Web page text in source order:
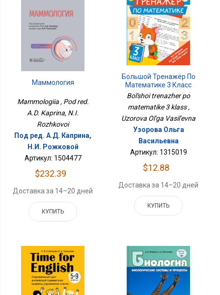
Маммология
Mammologiia , Pod red.
A.D. Kaprina, N.I.
Rozhkovoi
Под ред. А.Д. Каприна,
Н.И. Рожковой
Артикул: 1504477
$232.39
Доставка за 14–20 дней
КУПИТЬ
Большой Тренажёр По
Математике 3 Класс
Bol'shoi trenazher po
matematike 3 klass ,
Uzorova Ol'ga Vasil'evna
Узорова Ольга
Васильевна
Артикул: 1315019
$12.88
Доставка за 14–20 дней
КУПИТЬ